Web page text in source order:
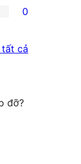
0
tất cả
đỡ?